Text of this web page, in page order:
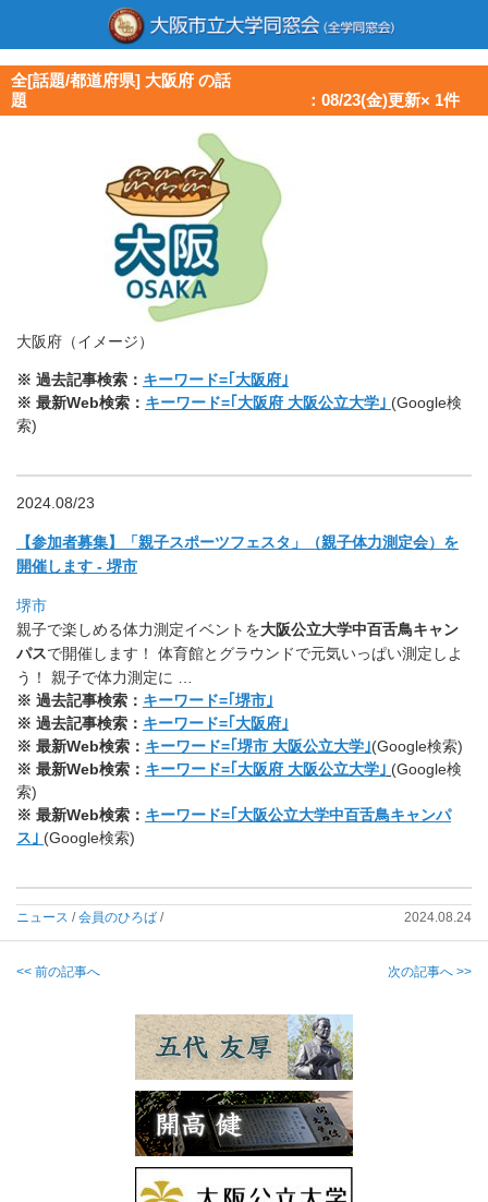
全[話題/都道府県] 大阪府 の話
題 ：08/23(金)更新× 1件
大阪府（イメージ）
※ 過去記事検索： キーワード=｢大阪府｣
※ 最新Web検索： キーワード=｢大阪府 大阪公立大学｣ (Google検
索)
2024.08/23
【参加者募集】「親子スポーツフェスタ」（親子体力測定会） を
開催します - 堺市
堺市
親子で楽しめる体力測定イベントを大阪公立大学中百舌鳥キャン
パスで開催します！ 体育館とグラウンドで元気いっぱい測定しよ
う！ 親子で体力測定に …
※ 過去記事検索： キーワード=｢堺市｣
※ 過去記事検索： キーワード=｢大阪府｣
※ 最新Web検索： キーワード=｢堺市 大阪公立大学｣(Google検索)
※ 最新Web検索： キーワード=｢大阪府 大阪公立大学｣ (Google検
索)
※ 最新Web検索： キーワード=｢大阪公立大学中百舌鳥キャンパ
ス｣ (Google検索)
ニュース /会員のひろば / 2024.08.24
<< 前の記事へ 次の記事へ >>